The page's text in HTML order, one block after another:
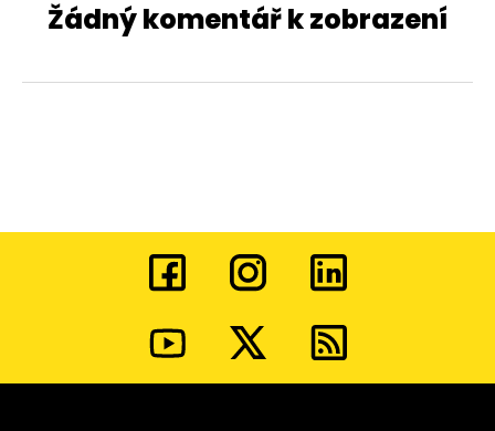
Žádný komentář k zobrazení